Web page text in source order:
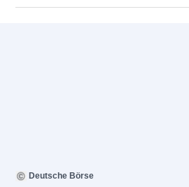
Deutsche Börse